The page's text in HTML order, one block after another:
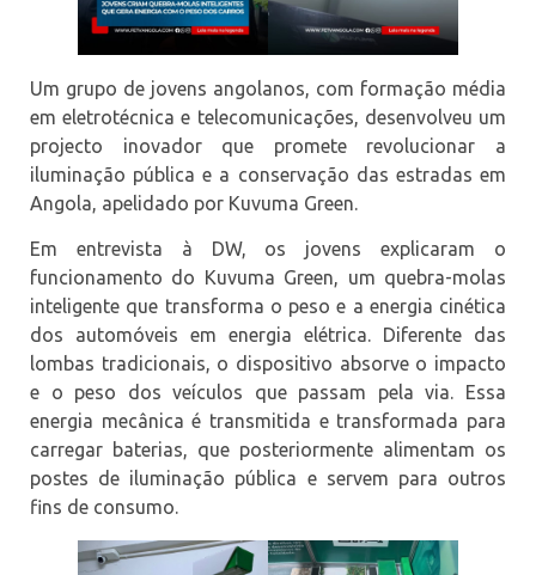
Um grupo de jovens angolanos, com formação média
em eletrotécnica e telecomunicações, desenvolveu um
projecto inovador que promete revolucionar a
iluminação pública e a conservação das estradas em
Angola, apelidado por Kuvuma Green.
Em entrevista à DW, os jovens explicaram o
funcionamento do Kuvuma Green, um quebra-molas
inteligente que transforma o peso e a energia cinética
dos automóveis em energia elétrica. Diferente das
lombas tradicionais, o dispositivo absorve o impacto
e o peso dos veículos que passam pela via. Essa
energia mecânica é transmitida e transformada para
carregar baterias, que posteriormente alimentam os
postes de iluminação pública e servem para outros
fins de consumo.